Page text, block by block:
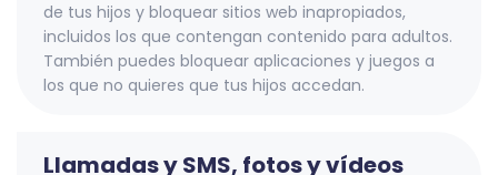
de tus hijos y bloquear sitios web inapropiados,
incluidos los que contengan contenido para adultos.
También puedes bloquear aplicaciones y juegos a
los que no quieres que tus hijos accedan.
Llamadas y SMS, fotos y vídeos